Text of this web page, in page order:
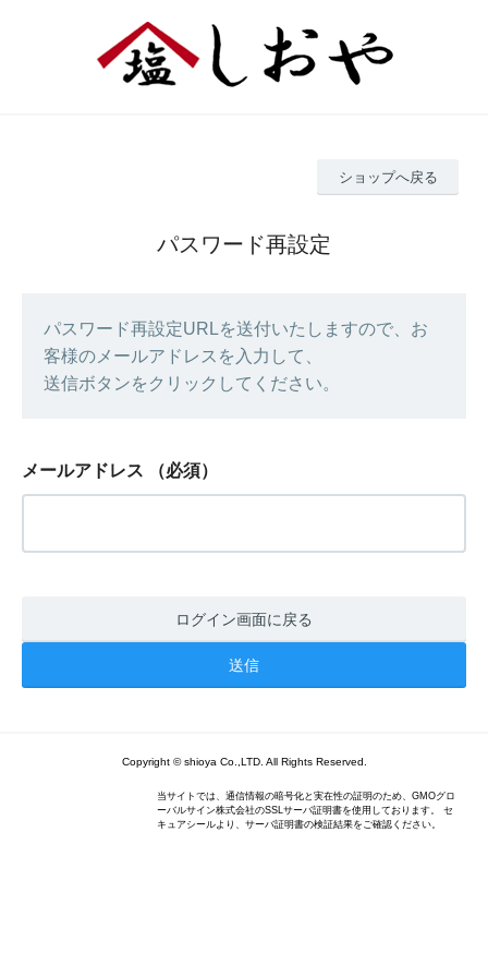
ショップへ戻る
パスワード再設定
パスワード再設定URLを送付いたしますので、お
客様のメールアドレスを入力して、
送信ボタンをクリックしてください。
メールアドレス （必須）
ログイン画面に戻る
Copyright © shioya Co.,LTD. All Rights Reserved.
当サイトでは、通信情報の暗号化と実在性の証明のため、GMOグロ
ーバルサイン株式会社のSSLサーバ証明書を使用しております。 セ
キュアシールより、サーバ証明書の検証結果をご確認ください。